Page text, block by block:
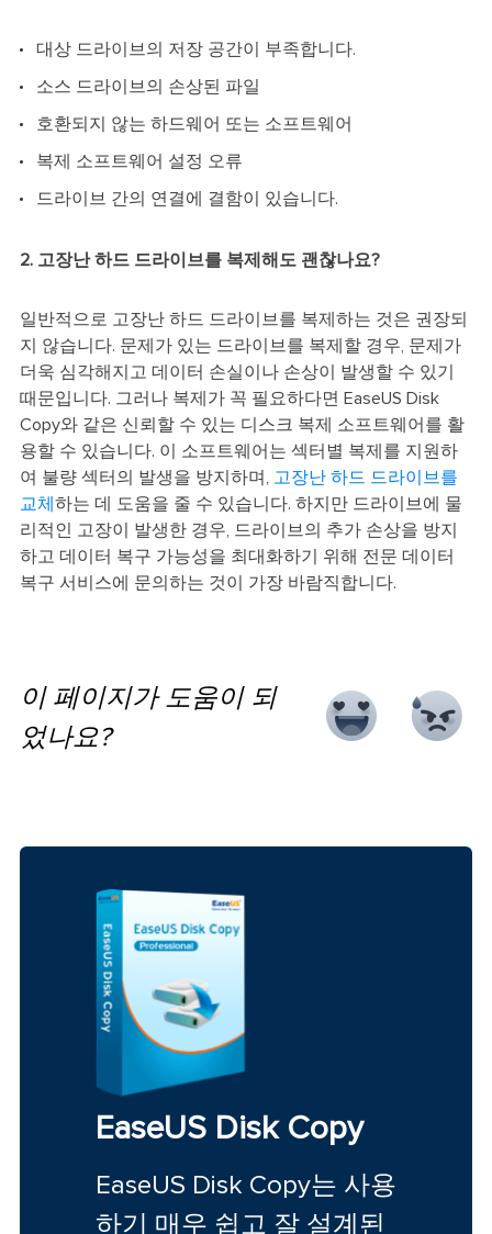
대상 드라이브의 저장 공간이 부족합니다.
소스 드라이브의 손상된 파일
호환되지 않는 하드웨어 또는 소프트웨어
복제 소프트웨어 설정 오류
드라이브 간의 연결에 결함이 있습니다.
2. 고장난 하드 드라이브를 복제해도 괜찮나요?
일반적으로 고장난 하드 드라이브를 복제하는 것은 권장되
지 않습니다. 문제가 있는 드라이브를 복제할 경우, 문제가
더욱 심각해지고 데이터 손실이나 손상이 발생할 수 있기
때문입니다. 그러나 복제가 꼭 필요하다면 EaseUS Disk
Copy와 같은 신뢰할 수 있는 디스크 복제 소프트웨어를 활
용할 수 있습니다. 이 소프트웨어는 섹터별 복제를 지원하
여 불량 섹터의 발생을 방지하며, 고장난 하드 드라이브를
교체 하는 데 도움을 줄 수 있습니다. 하지만 드라이브에 물
리적인 고장이 발생한 경우, 드라이브의 추가 손상을 방지
하고 데이터 복구 가능성을 최대화하기 위해 전문 데이터
복구 서비스에 문의하는 것이 가장 바람직합니다.
이 페이지가 도움이 되
었나요?
EaseUS Disk Copy
EaseUS Disk Copy는 사용
하기 매우 쉽고 잘 설계된